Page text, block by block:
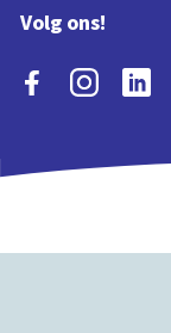
Volg ons!